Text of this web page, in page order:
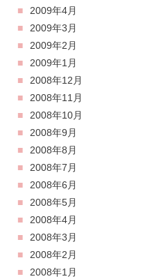
2009年4月
2009年3月
2009年2月
2009年1月
2008年12月
2008年11月
2008年10月
2008年9月
2008年8月
2008年7月
2008年6月
2008年5月
2008年4月
2008年3月
2008年2月
2008年1月